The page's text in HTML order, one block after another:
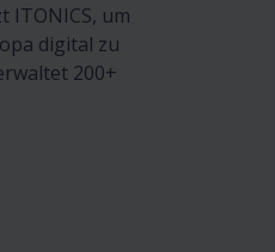
ITONICS, um
digital zu
200+